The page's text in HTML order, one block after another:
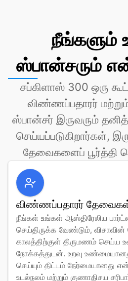
நீங்களும்
ஸ்பான்சரும்
சப்கிளாஸ் 300 ஒரு
விண்ணப்பதாரர்
ஸ்பான்சர் இருவரும்
செய்யப்படுகிறார்கள்,
தேவைகளைப் பூர்த்தி
விண்ணப்பதாரர்
நீங்கள் உங்கள் ஆஸ்திரேலிய
செய்திருக்க வேண்டும், விசாவின்
காலத்திற்குள் திருமணம்
நோக்கத்துடன். உறவு
செய்யும் திட்டம் நேர்மையானது
உடல்நலம் மற்றும் குணாதிசய